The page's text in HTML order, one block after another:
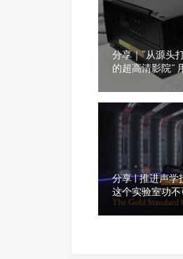
分享｜“从源头
的超高清影院”
设备，发掘最
分享 | 推进声学
这个实验室功